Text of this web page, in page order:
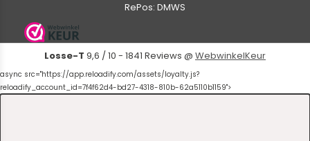
RePos: DMWS
Losse-T 9,6 / 10 - 1841 Reviews @ WebwinkelKeur
async src="https://app.reloadify.com/assets/loyalty.js?
reloadify_account_id=7f4f62d4-bd27-4318-810b-62a5110b1159">